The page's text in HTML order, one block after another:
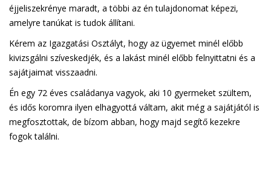
éjjeliszekrénye maradt, a többi az én tulajdonomat képezi,
amelyre tanúkat is tudok állítani.
Kérem az Igazgatási Osztályt, hogy az ügyemet minél előbb
kivizsgálni szíveskedjék, és a lakást minél előbb felnyittatni és a
sajátjaimat visszaadni.
Én egy 72 éves családanya vagyok, aki 10 gyermeket szültem,
és idős koromra ilyen elhagyottá váltam, akit még a sajátjától is
megfosztottak, de bízom abban, hogy majd segítő kezekre
fogok találni.